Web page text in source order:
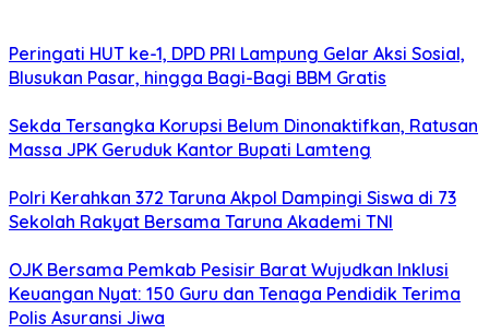
Peringati HUT ke-1, DPD PRI Lampung Gelar Aksi Sosial,
Blusukan Pasar, hingga Bagi-Bagi BBM Gratis
Sekda Tersangka Korupsi Belum Dinonaktifkan, Ratusan
Massa JPK Geruduk Kantor Bupati Lamteng
Polri Kerahkan 372 Taruna Akpol Dampingi Siswa di 73
Sekolah Rakyat Bersama Taruna Akademi TNI
OJK Bersama Pemkab Pesisir Barat Wujudkan Inklusi
Keuangan Nyat: 150 Guru dan Tenaga Pendidik Terima
Polis Asuransi Jiwa